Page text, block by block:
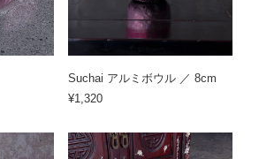
Suchai アルミボウル ／ 8cm
¥1,320